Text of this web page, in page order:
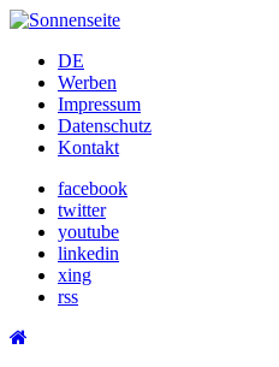
Skip
contentDE
Werben
Impressum
Datenschutz
Kontakt
facebook
twitter
youtube
linkedin
xing
rss